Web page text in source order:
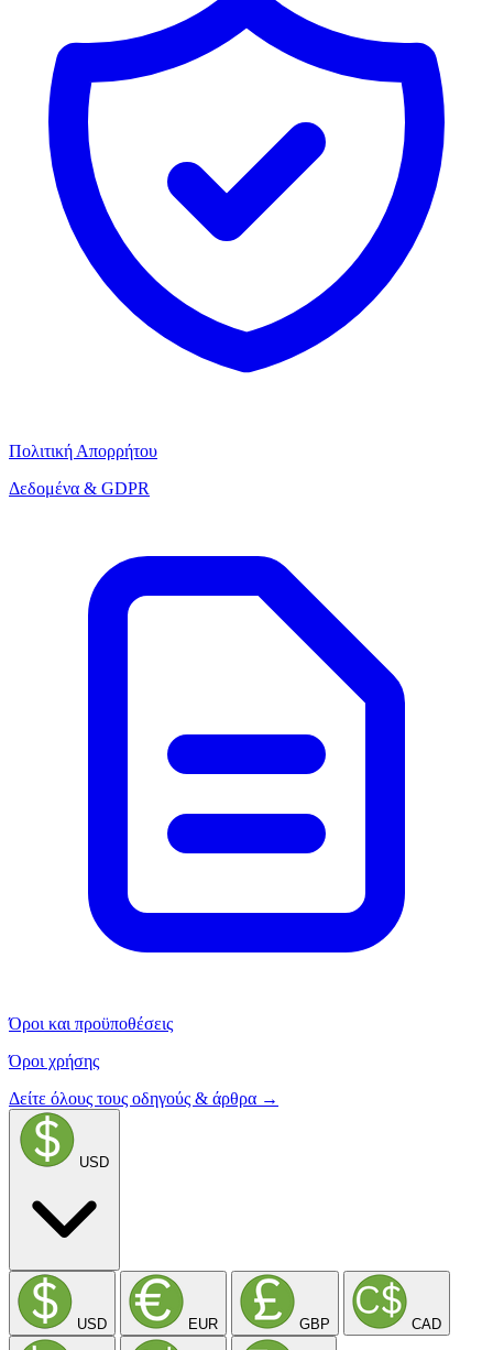
Πολιτική Απορρήτου
Δεδομένα & GDPR
Όροι και προϋποθέσεις
Όροι χρήσης
Δείτε όλους τους οδηγούς & άρθρα →
USD
USD EUR GBP CAD